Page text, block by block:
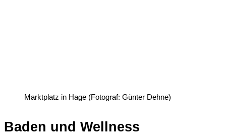
Marktplatz in Hage (Fotograf: Günter Dehne)
Baden und Wellness